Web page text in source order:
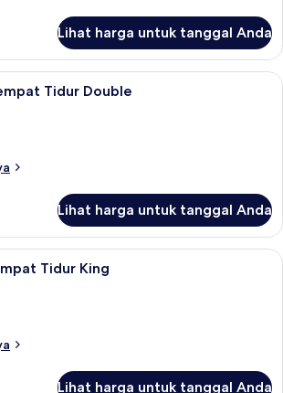
Lihat harga untuk tanggal Anda
Kamar Deluks, 2 Tempat Tidur
Tidur Double
Lihat harga untuk tanggal Anda
Kamar Deluks, 1 Tempat Tidur King |
Tidur King
Lihat harga untuk tanggal Anda